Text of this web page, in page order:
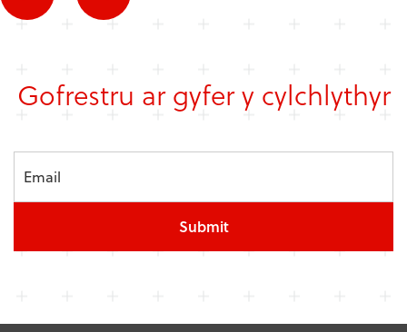
Gofrestru ar gyfer y cylchlythyr
Submit